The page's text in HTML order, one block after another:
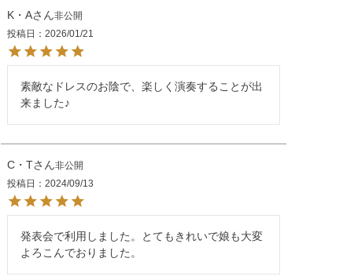
K・A
非公開
投稿日
2026/01/21
素敵なドレスのお陰で、楽しく演奏することが出
来ました♪
C・T
非公開
投稿日
2024/09/13
発表会で利用しました。とてもきれいで娘も大変
よろこんでおりました。